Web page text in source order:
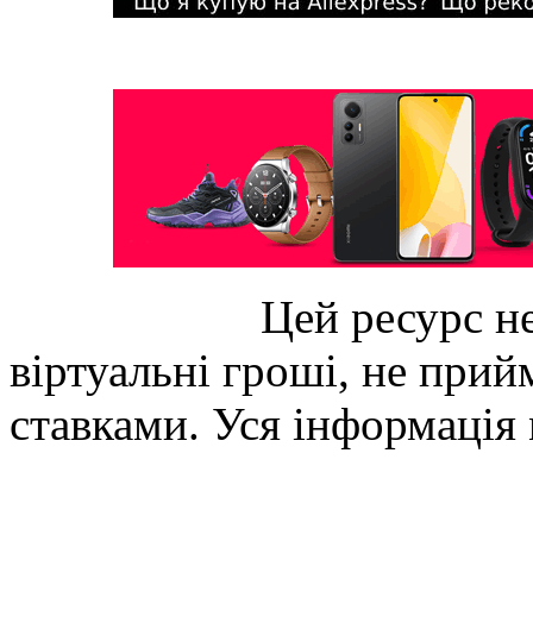
Цей ресурс
віртуальні гроші, не
ставками. Уся